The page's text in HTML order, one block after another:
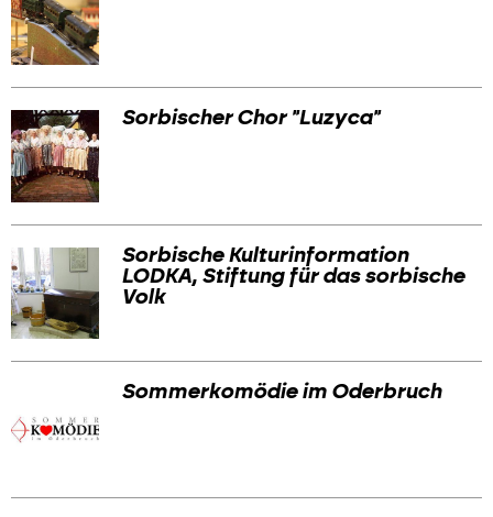
Sorbischer Chor "Luzyca"
Sorbische Kulturinformation
LODKA, Stiftung für das sorbische
Volk
Sommerkomödie im Oderbruch